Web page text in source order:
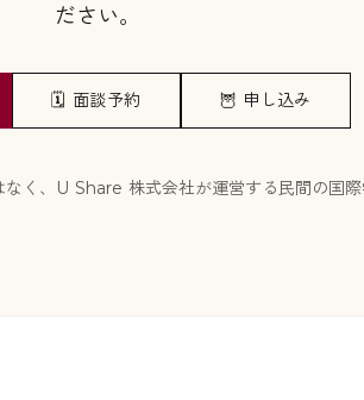
ださい。
🗓️ 面談予約 🦉 申し込み
く、U Share 株式会社が運営する民間の国